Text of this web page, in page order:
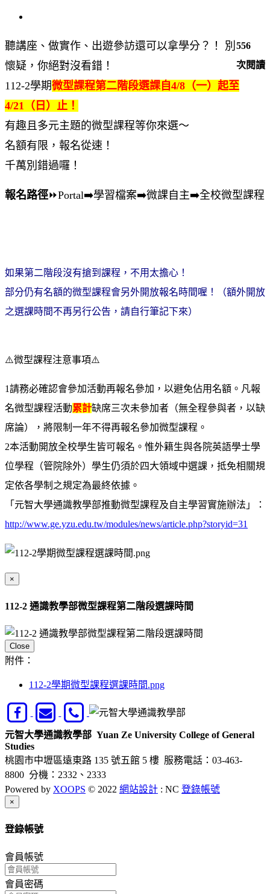
556
次閱讀
聽講座、做實作、出遊參訪還可以拿學分？！ 別
懷疑，你絕對沒看錯！
112-2學期微型課程第二階段選課自4/8（一）起至
4/21（日）止！
有趣且多元主題的微型課程等你來選～
名額有限，報名從速！
千萬別錯過囉！
報名路徑⏩Portal➡️學習檔案➡️微課自主➡️全校微型課程
如果第二階段沒有搶到課程，不用太擔心！
部分仍有名額的微型課程會另外開放報名時間喔！（額外開放
之選課時間不再另行公告，請自行筆記下來）
⚠️微型課程注意事項⚠️
1請務必確認會參加活動再報名參加，以避免佔用名額。凡報
名微型課程活動累計缺席三次未參加者（無全程參與者，以缺
席論），將限制一年不得再報名參加微型課程。
2本活動開放全校學生皆可報名。惟外籍生與各院英語學士學
位學程（管院除外）學生仍須於四大領域中選課，抵免相關規
定依各學制之規定為最終依據。
「元智大學通識教學部推動微型課程及自主學習實施辦法」：
http://www.ge.yzu.edu.tw/modules/news/article.php?storyid=31
×
112-2 通識教學部微型課程第二階段選課時間
Close
附件：
112-2學期微型課程選課時間.png
元智大學通識教學部 Yuan Ze University College of General
Studies
桃園市中壢區遠東路 135 號五館 5 樓 服務電話：03-463-
8800 分機：2332、2333
Powered by XOOPS © 2022 網站設計 : NC 登錄帳號
×
登錄帳號
會員帳號
會員密碼